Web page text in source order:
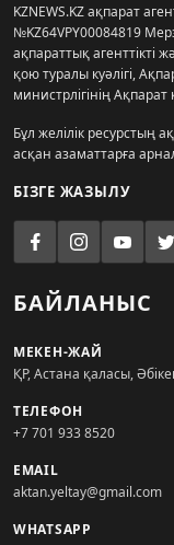
KZNEWS.KZ ақпарат
№KZ64VPY00084819
ақпараттық агенттікті
қою туралы куәлігі,
министрлігінің
Бұл желілік ресурстың
асқан азаматтарға
БІЗГЕ ЖАЗЫЛУ
БАЙЛАНЫС
МЕКЕН-ЖАЙ
ҚР, Астана қаласы,
ТЕЛЕФОН
+7 701 933 8520
EMAIL
aktan.yeltay@gmail.com
WHATSAPP